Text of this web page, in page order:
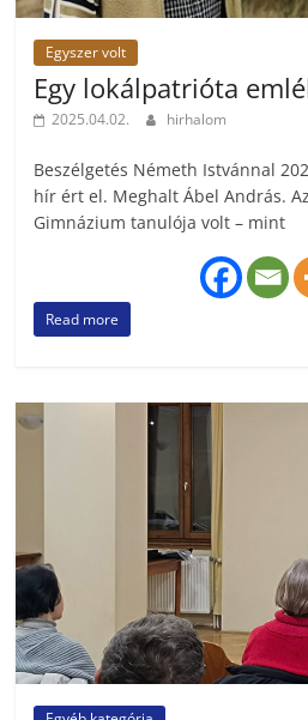
Egyszer volt
Egy lokálpatrióta
2025.04.02. hirhalom
Beszélgetés Németh Istvánnal
hír ért el. Meghalt Ábel András.
Gimnázium tanulója volt – mint
Read more